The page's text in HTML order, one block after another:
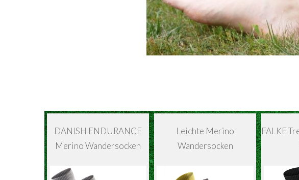
DANISH ENDURANCE
Merino Wandersocken
Leichte Merino
Wandersocken
FALKE